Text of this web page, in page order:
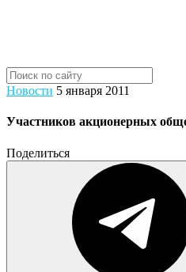
Новости 5 января 2011
Участников акционерных
Поделиться